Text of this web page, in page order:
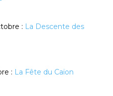
: La Descente des
: La Fête du Caïon